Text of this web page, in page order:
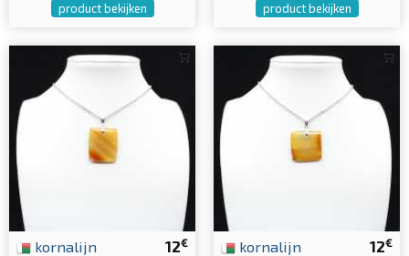
product bekijken product bekijken
12€
kornalijn 12€
kornalijn